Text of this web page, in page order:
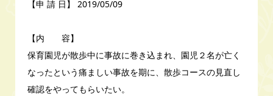
【申 請 日】 2019/05/09
【内 容】
保育園児が散歩中に事故に巻き込まれ、園児２名が亡く
なったという痛ましい事故を期に、散歩コースの見直し
確認をやってもらいたい。